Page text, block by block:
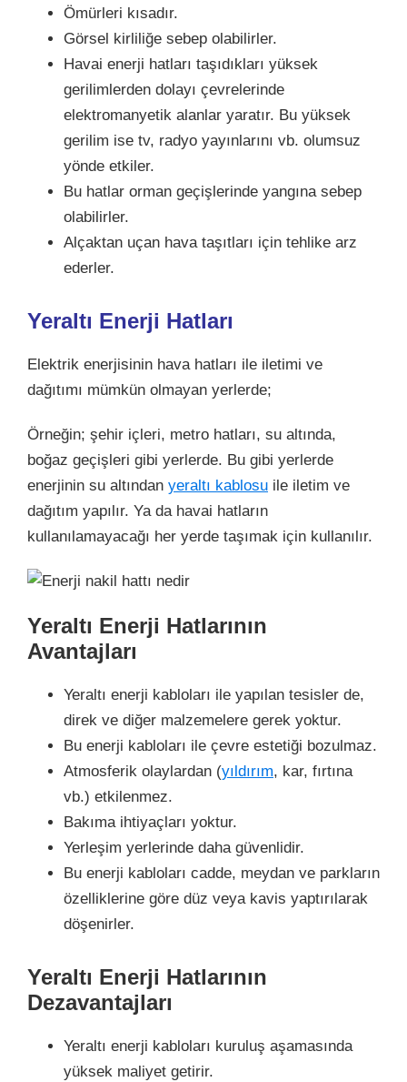
Ömürleri kısadır.
Görsel kirliliğe sebep olabilirler.
Havai enerji hatları taşıdıkları yüksek
gerilimlerden dolayı çevrelerinde
elektromanyetik alanlar yaratır. Bu yüksek
gerilim ise tv, radyo yayınlarını vb. olumsuz
yönde etkiler.
Bu hatlar orman geçişlerinde yangına sebep
olabilirler.
Alçaktan uçan hava taşıtları için tehlike arz
ederler.
Yeraltı Enerji Hatları
Elektrik enerjisinin hava hatları ile iletimi ve
dağıtımı mümkün olmayan yerlerde;
Örneğin; şehir içleri, metro hatları, su altında,
boğaz geçişleri gibi yerlerde. Bu gibi yerlerde
enerjinin su altından yeraltı kablosu ile iletim ve
dağıtım yapılır. Ya da havai hatların
kullanılamayacağı her yerde taşımak için kullanılır.
Yeraltı Enerji Hatlarının
Avantajları
Yeraltı enerji kabloları ile yapılan tesisler de,
direk ve diğer malzemelere gerek yoktur.
Bu enerji kabloları ile çevre estetiği bozulmaz.
Atmosferik olaylardan (yıldırım, kar, fırtına
vb.) etkilenmez.
Bakıma ihtiyaçları yoktur.
Yerleşim yerlerinde daha güvenlidir.
Bu enerji kabloları cadde, meydan ve parkların
özelliklerine göre düz veya kavis yaptırılarak
döşenirler.
Yeraltı Enerji Hatlarının
Dezavantajları
Yeraltı enerji kabloları kuruluş aşamasında
yüksek maliyet getirir.